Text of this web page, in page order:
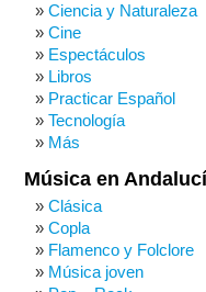
Ciencia y Naturaleza
Cine
Espectáculos
Libros
Practicar Español
Tecnología
Más
Música en
Clásica
Copla
Flamenco y Folclore
Música joven